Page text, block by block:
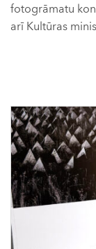
fotogrāmatu
arī Kultūras